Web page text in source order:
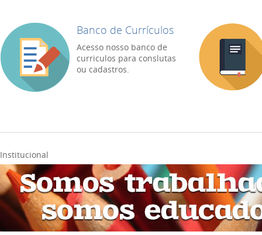
Banco de Currículos
Acesso nosso banco de
curriculos para conslutas
ou cadastros.
Institucional